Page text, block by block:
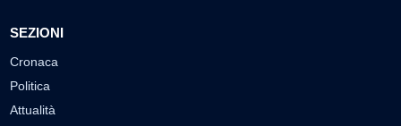
SEZIONI
Cronaca
Politica
Attualità